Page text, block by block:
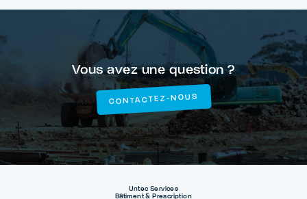
Vous avez une question ?
CONTACTEZ-NOUS
Untec Services
Bâtiment & Prescription